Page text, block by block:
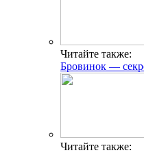
Читайте также:
Бровинок —
Читайте также: